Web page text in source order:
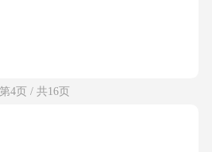
第4页 / 共16页